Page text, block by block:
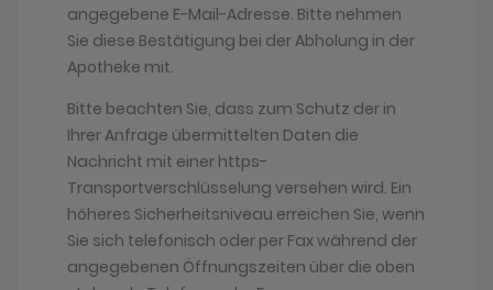
angegebene E-Mail-Adresse. Bitte nehmen
Sie diese Bestätigung bei der Abholung in der
Apotheke mit.
Bitte beachten Sie, dass zum Schutz der in
Ihrer Anfrage übermittelten Daten die
Nachricht mit einer https-
Transportverschlüsselung versehen wird. Ein
höheres Sicherheitsniveau erreichen Sie, wenn
Sie sich telefonisch oder per Fax während der
angegebenen Öffnungszeiten über die oben